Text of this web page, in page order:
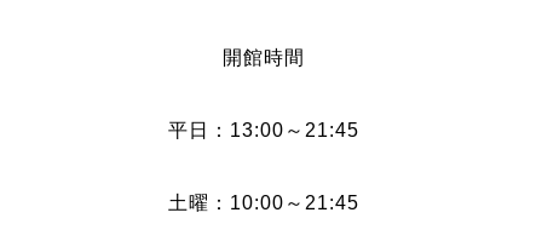
開館時間
平日：13:00～21:45
土曜：10:00～21:45